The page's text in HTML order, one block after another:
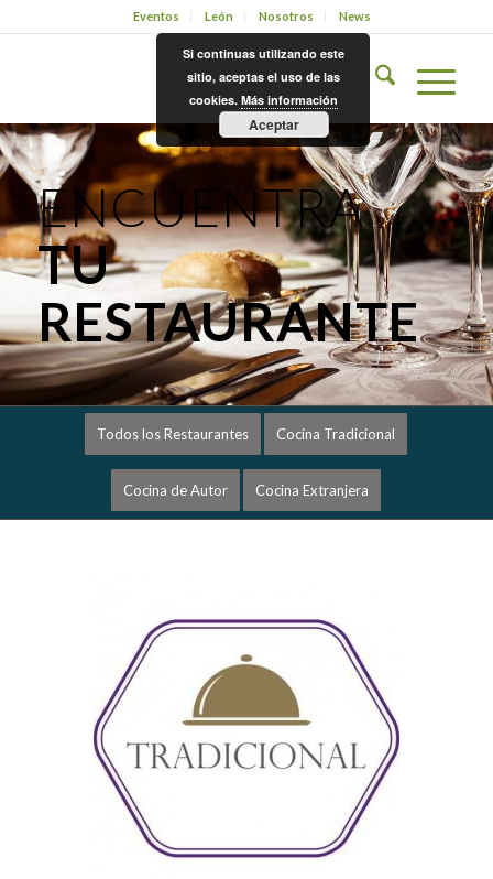
Eventos León Nosotros News
ENCUENTRA
TU
RESTAURANTE
Todos los Restaurantes Cocina Tradicional
Cocina de Autor Cocina Extranjera
Si continuas utilizando este
sitio, aceptas el uso de las
cookies. Más información
Aceptar